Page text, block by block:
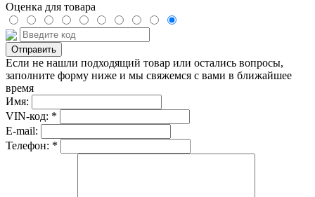
Оценка для товара
Если не нашли подходящий товар или остались вопросы,
заполните форму ниже и мы свяжемся с вами в ближайшее
время
Имя:
VIN-код: *
E-mail:
Телефон: *